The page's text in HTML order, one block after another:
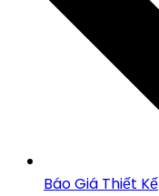
Báo Giá Thiết Kế